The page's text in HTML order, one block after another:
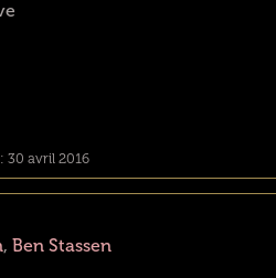
30 avril 2016
,Ben Stassen